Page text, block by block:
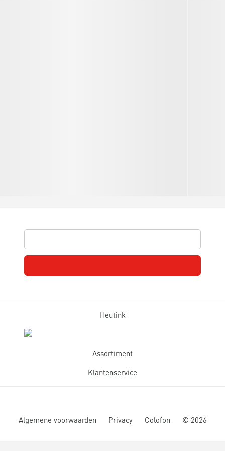
Heutink
Assortiment
Klantenservice
Algemene voorwaarden Privacy Colofon © 2026